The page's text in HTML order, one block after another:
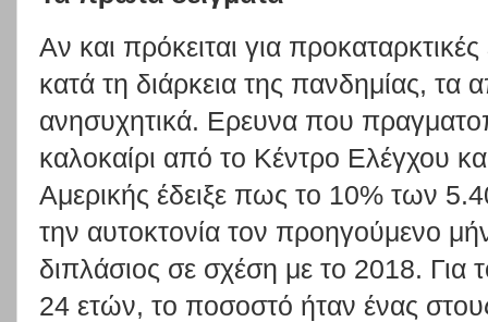
Αν και πρόκειται για
κατά τη διάρκεια της πανδημίας, τα
ανησυχητικά. Ερευνα που
καλοκαίρι από το Κέντρο Ελέγχου
Αμερικής έδειξε πως το 10% των
την αυτοκτονία τον προηγούμενο
διπλάσιος σε σχέση με το 2018. Για
24 ετών, το ποσοστό ήταν ένας